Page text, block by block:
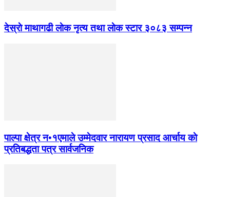
देस्राे माथागढी लाेक नृत्य तथा लाेक स्टार ३०८३ सम्पन्न
पाल्पा क्षेत्र न•१एमाले उम्मेदवार नारायण प्रसाद आर्चाय काे
प्रतिबद्धता पत्र सार्वजनिक